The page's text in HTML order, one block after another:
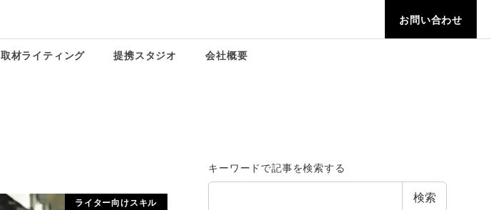
取材ライティング 提携スタジオ 会社概要
お問い合わせ
ライター向けスキル
キーワードで記事を検索する
検索